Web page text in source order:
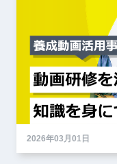
2026年03月01日